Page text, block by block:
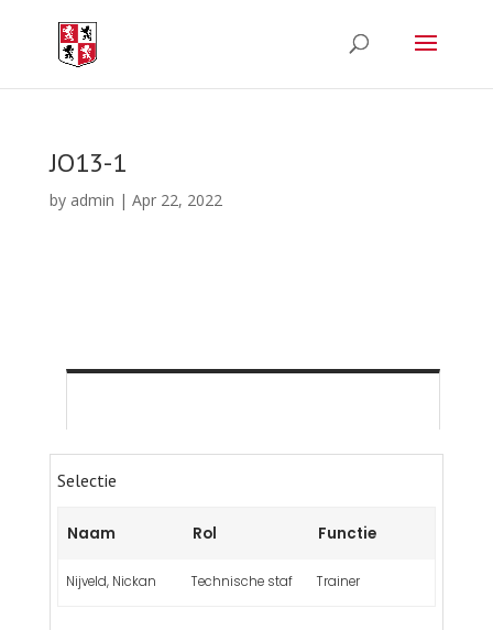
JO13-1
by admin | Apr 22, 2022
Selectie
Naam Rol Functie
Nijveld, Nickan Technische staf Trainer